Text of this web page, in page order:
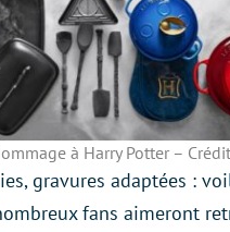
à Harry Potter –
gravures adaptées :
fans aimeront